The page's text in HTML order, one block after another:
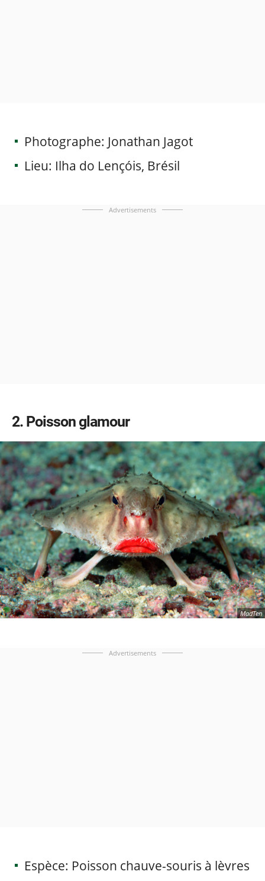
Photographe: Jonathan Jagot
Lieu: Ilha do Lençóis, Brésil
Advertisements
2 Poisson glamour
MadTen
Advertisements
Espèce: Poisson chauve-souris à lèvres